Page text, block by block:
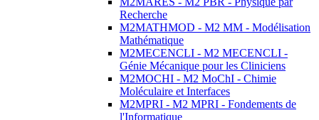
Recherche
M2MATHMOD - M2 MM - Modélisation
Mathématique
M2MECENCLI - M2 MECENCLI -
Génie Mécanique pour les Cliniciens
M2MOCHI - M2 MoChI - Chimie
Moléculaire et Interfaces
M2MPRI - M2 MPRI - Fondements de
l'Informatique